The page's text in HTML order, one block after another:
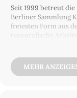
Seit 1999 betreut
Berliner Sammlung
freiesten Form aus
typografische
unkenntlich,
Buchstaben, so
MEHR